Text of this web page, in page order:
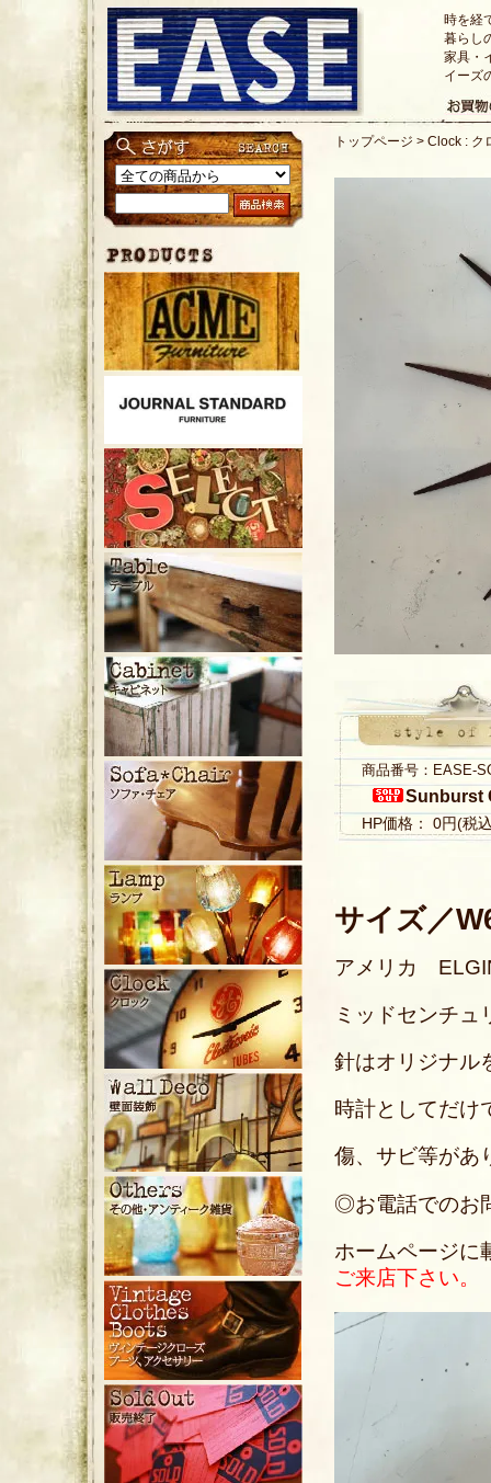
時を経
暮らし
家具・
イーズ
トップページ > Clock : ク
商品番号：EASE-
Sunburst
HP価格： 0円(税
サイズ／
アメリカ
ミッドセンチュ
針はオリジナル
時計としてだけ
傷、サビ等があ
◎お電話でのお
ホームページに
ご来店下さい。